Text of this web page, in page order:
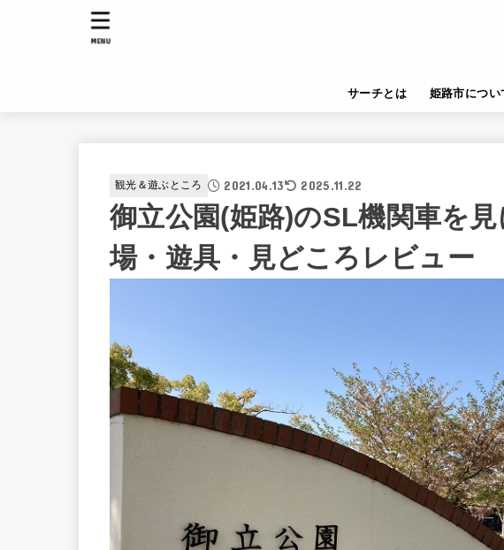
サーチとは 姫路市につい
MENU
観光＆遊ぶところ 2021.04.13 2025.11.22
御立公園(姫路)のSL機関車を
場・遊具・見どころレビュー